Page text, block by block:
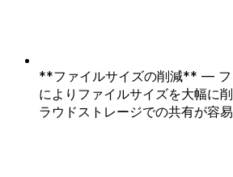
**ファイルサイズの削減** — フ
によりファイルサイズを大幅に
ラウドストレージでの共有が容易